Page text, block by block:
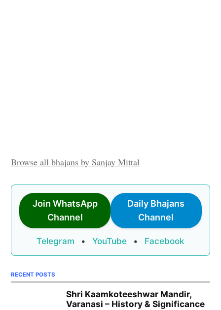
Browse all bhajans by Sanjay Mittal
Join WhatsApp
Channel
Daily Bhajans
Channel
Telegram • YouTube • Facebook
RECENT POSTS
Shri Kaamkoteeshwar Mandir,
Varanasi – History & Significance